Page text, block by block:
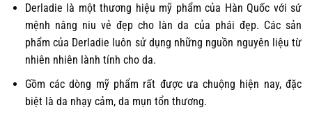
Derladie là một thương hiệu mỹ phẩm của Hàn Quốc với sứ
mệnh nâng niu vẻ đẹp cho làn da của phái đẹp. Các sản
phẩm của Derladie luôn sử dụng những nguồn nguyên liệu từ
nhiên nhiên lành tính cho da.
Gồm các dòng mỹ phẩm rất được ưa chuộng hiện nay, đặc
biệt là da nhạy cảm, da mụn tổn thương.